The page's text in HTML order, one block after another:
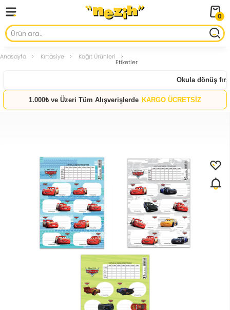
0
Anasayfa Kırtasiye Kağıt Ürünleri
Etiketler
Okula dönüş
1.000₺ ve Üzeri Tüm Alışverişlerde KARGO ÜCRETSİZ